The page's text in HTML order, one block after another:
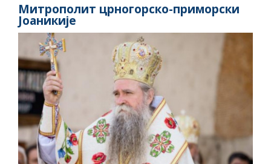
Митрополит црногорско-приморски
Јоаникије